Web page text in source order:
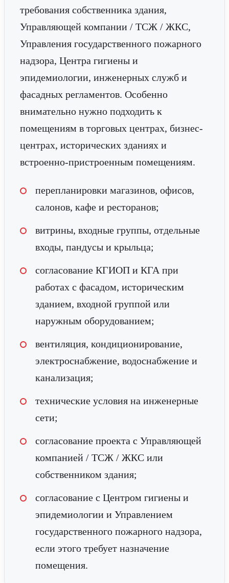
требования собственника здания,
Управляющей компании / ТСЖ / ЖКС,
Управления государственного пожарного
надзора, Центра гигиены и
эпидемиологии, инженерных служб и
фасадных регламентов. Особенно
внимательно нужно подходить к
помещениям в торговых центрах, бизнес-
центрах, исторических зданиях и
встроенно-пристроенным помещениям.
перепланировки магазинов, офисов,
салонов, кафе и ресторанов;
витрины, входные группы, отдельные
входы, пандусы и крыльца;
согласование КГИОП и КГА при
работах с фасадом, историческим
зданием, входной группой или
наружным оборудованием;
вентиляция, кондиционирование,
электроснабжение, водоснабжение и
канализация;
технические условия на инженерные
сети;
согласование проекта с Управляющей
компанией / ТСЖ / ЖКС или
собственником здания;
согласование с Центром гигиены и
эпидемиологии и Управлением
государственного пожарного надзора,
если этого требует назначение
помещения.